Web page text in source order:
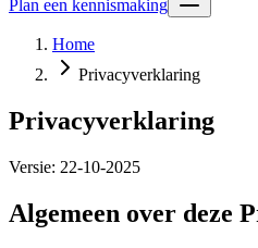
Plan een kennismaking
Home
Privacyverklaring
Privacyverklaring
Versie: 22-10-2025
Algemeen over deze